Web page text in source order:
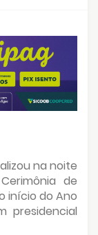
na noite
de
início do Ano
presidencial